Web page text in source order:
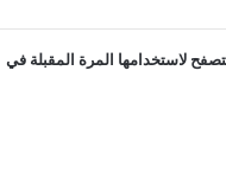
لاستخدامها المرة المقبلة في